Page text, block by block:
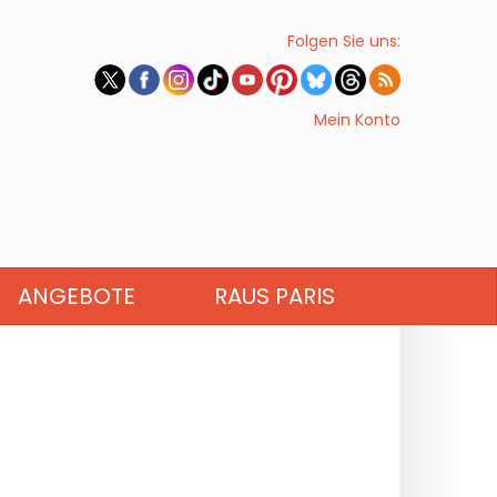
Folgen Sie uns:
Mein Konto
ANGEBOTE RAUS PARIS